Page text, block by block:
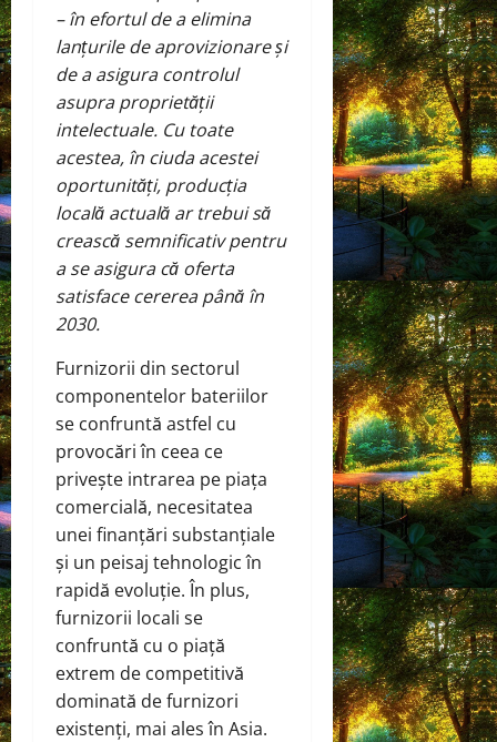
– în efortul de a elimina
lanțurile de aprovizionare și
de a asigura controlul
asupra proprietății
intelectuale. Cu toate
acestea, în ciuda acestei
oportunități, producția
locală actuală ar trebui să
crească semnificativ pentru
a se asigura că oferta
satisface cererea până în
2030.
Furnizorii din sectorul
componentelor bateriilor
se confruntă astfel cu
provocări în ceea ce
privește intrarea pe piața
comercială, necesitatea
unei finanțări substanțiale
și un peisaj tehnologic în
rapidă evoluție. În plus,
furnizorii locali se
confruntă cu o piață
extrem de competitivă
dominată de furnizori
existenți, mai ales în Asia.